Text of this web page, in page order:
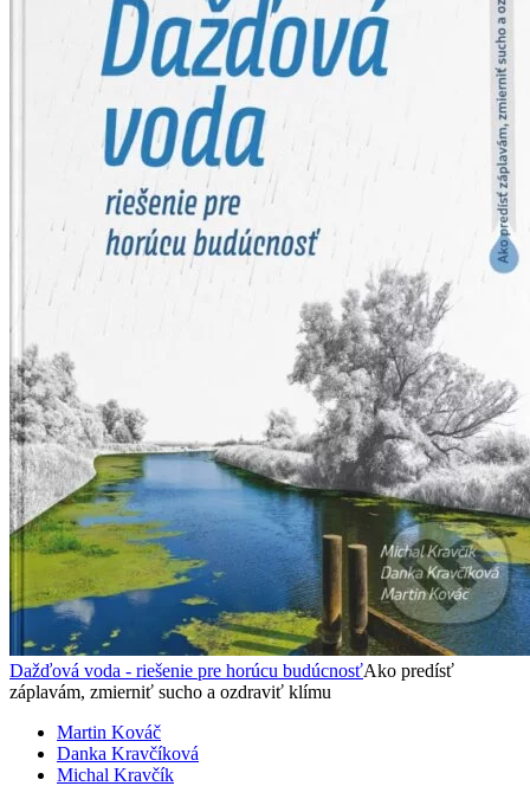
Dažďová voda - riešenie pre horúcu budúcnosťAko predísť
záplavám, zmierniť sucho a ozdraviť klímu
Martin Kováč
Danka Kravčíková
Michal Kravčík